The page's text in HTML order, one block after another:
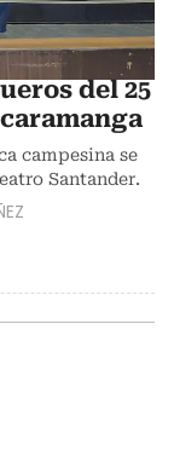
del 25
campesina se
Santander.